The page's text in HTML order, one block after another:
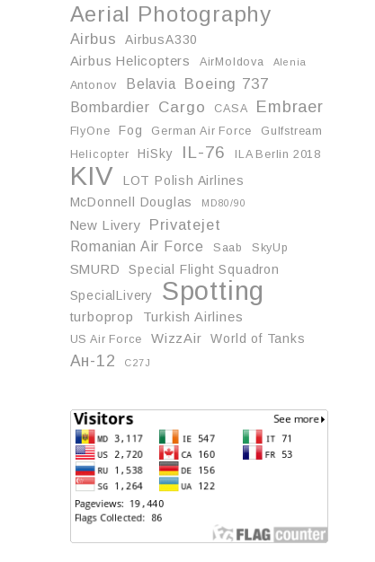
Aerial Photography
Airbus
AirbusA330
Airbus Helicopters
AirMoldova Alenia
Antonov Belavia Boeing 737
Bombardier Cargo CASA Embraer
FlyOne Fog German Air Force
Gulfstream
Helicopter
HiSky IL-76 ILA Berlin 2018
KIV
LOT Polish Airlines
McDonnell Douglas
MD80/90
New Livery Privatejet
Romanian Air Force Saab SkyUp
SMURD
Special Flight Squadron
SpecialLivery
Spotting
turboprop Turkish Airlines
US Air Force WizzAir World of Tanks
Ан-12 С27J